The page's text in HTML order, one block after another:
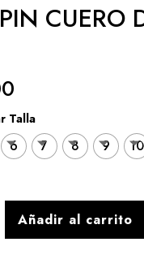
CUERO
Talla
6 7 8 9 10
Añadir al carrito